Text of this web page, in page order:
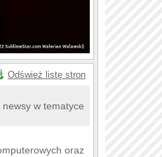
Odśwież listę stron
w tematyce
oraz